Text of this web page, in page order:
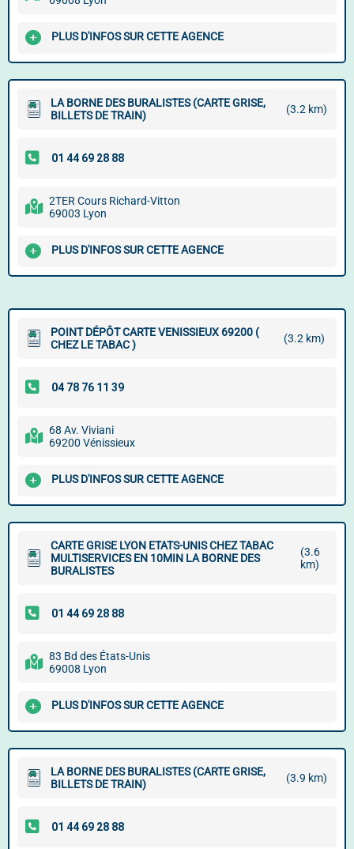
PLUS D'INFOS SUR CETTE AGENCE
LA BORNE DES BURALISTES (CARTE GRISE,
BILLETS DE TRAIN)
(3.2 km)
2TER Cours Richard-Vitton
69003 Lyon
PLUS D'INFOS SUR CETTE AGENCE
POINT DÉPÔT CARTE VENISSIEUX 69200 (
CHEZ LE TABAC )
(3.2 km)
68 Av. Viviani
69200 Vénissieux
PLUS D'INFOS SUR CETTE AGENCE
CARTE GRISE LYON ETATS-UNIS CHEZ TABAC
MULTISERVICES EN 10MIN LA BORNE DES
BURALISTES
(3.6
km)
83 Bd des États-Unis
69008 Lyon
PLUS D'INFOS SUR CETTE AGENCE
LA BORNE DES BURALISTES (CARTE GRISE,
BILLETS DE TRAIN)
(3.9 km)